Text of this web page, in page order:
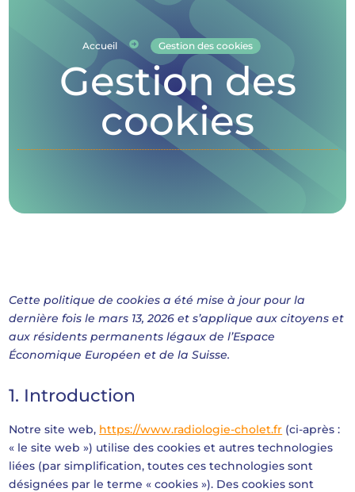
Accueil  Gestion des cookies
Gestion des
cookies
Cette politique de cookies a été mise à jour pour la
dernière fois le mars 13, 2026 et s’applique aux citoyens et
aux résidents permanents légaux de l’Espace
Économique Européen et de la Suisse.
1. Introduction
Notre site web, https://www.radiologie-cholet.fr (ci-après :
« le site web ») utilise des cookies et autres technologies
liées (par simplification, toutes ces technologies sont
désignées par le terme « cookies »). Des cookies sont